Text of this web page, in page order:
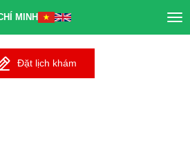
MINH
Đặt lịch khám